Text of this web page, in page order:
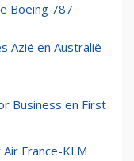
Boeing 787
Azië en Australië
Business en First
France-KLM